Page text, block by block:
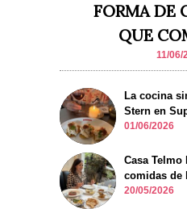
FORMA DE
QUE
11/06/
La cocina
Stern en
01/06/2026
Casa Telmo
comidas de
20/05/2026